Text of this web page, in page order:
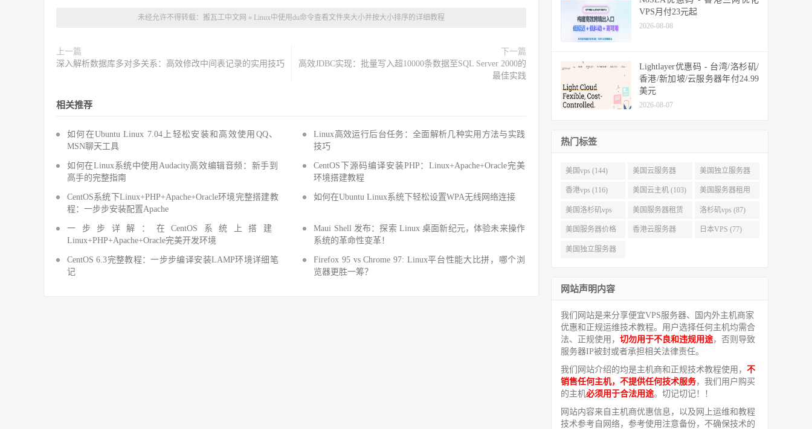
未经允许不得转载： 搬瓦工中文网 » Linux中使用du命令查看文件夹大小并按大小排序的详细教程
上一篇
深入解析数据库多对多关系：高效修改中间表记录的实用技巧
下一篇
高效JDBC实现：批量写入超10000条数据至SQL Server 2000的
最佳实践
相关推荐
如何在Ubuntu Linux 7.04上轻松安装和高效使用QQ、
MSN聊天工具
Linux高效运行后台任务：全面解析几种实用方法与实践
技巧
如何在Linux系统中使用Audacity高效编辑音频：新手到
高手的完整指南
CentOS下源码编译安装PHP：Linux+Apache+Oracle完美
环境搭建教程
CentOS系统下Linux+PHP+Apache+Oracle环境完整搭建教
程：一步步安装配置Apache
如何在Ubuntu Linux系统下轻松设置WPA无线网络连接
一步步详解：在CentOS系统上搭建
Linux+PHP+Apache+Oracle完美开发环境
Maui Shell 发布：探索 Linux 桌面新纪元，体验未来操作
系统的革命性变革！
CentOS 6.3完整教程：一步步编译安装LAMP环境详细笔
记
Firefox 95 vs Chrome 97: Linux平台性能大比拼，哪个浏
览器更胜一筹？
VPS月付23元起
2026-08-08
Lightlayer优惠码 - 台湾/洛杉矶/
香港/新加坡/云服务器年付24.99
美元
2026-08-07
热门标签
美国vps (144) 美国云服务器
(143)
美国独立服务器
(118)
香港vps (116) 美国云主机 (103) 美国服务器租用
(99)
美国洛杉矶vps
(94)
美国服务器租赁
(91)
洛杉矶vps (87)
美国服务器价格
(82)
香港云服务器 日本VPS (77)
美国独立服务器
网站声明内容
我们网站是来分享便宜VPS服务器、国内外主机商家
优惠和正规运维技术教程。用户选择任何主机均需合
法、正规使用， 切勿用于不良和违规用途，否则导致
服务器IP被封或者承担相关法律责任。
我们网站介绍的均是主机商和正规技术教程使用， 不
销售任何主机，不提供任何技术服务，我们用户购买
的主机必须用于合法用途。切记切记！！
网站内容来自主机商优惠信息，以及网上运维和教程
技术参考自网络，参考使用注意备份，不确保技术的